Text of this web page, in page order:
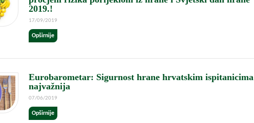
2019.!
17/09/2019
Opširnije
Eurobarometar: Sigurnost hrane hrvatskim ispitanicima
najvažnija
07/06/2019
Opširnije